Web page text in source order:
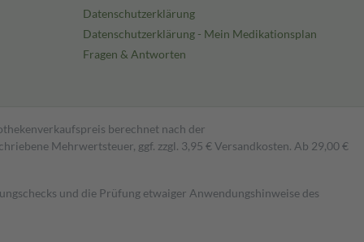
Datenschutzerklärung
Datenschutzerklärung - Mein Medikationsplan
Fragen & Antworten
berechnet nach der
Mehrwertsteuer, ggf. zzgl. 3,95 € Versandkosten. Ab 29,00 €
und die Prüfung etwaiger Anwendungshinweise des